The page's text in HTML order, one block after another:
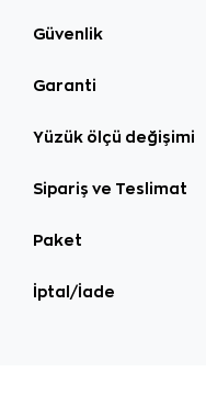
Güvenlik
Garanti
Yüzük ölçü değişimi
Sipariş ve Teslimat
Paket
İptal/İade